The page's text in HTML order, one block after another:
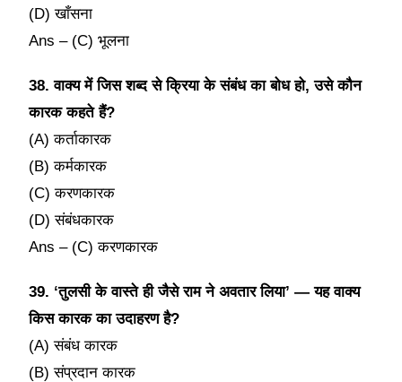
(D) खाँसना
Ans – (C) भूलना
38. वाक्य में जिस शब्द से क्रिया के संबंध का बोध हो, उसे कौन
कारक कहते हैं?
(A) कर्ताकारक
(B) कर्मकारक
(C) करणकारक
(D) संबंधकारक
Ans – (C) करणकारक
39. ‘तुलसी के वास्ते ही जैसे राम ने अवतार लिया’ — यह वाक्य
किस कारक का उदाहरण है?
(A) संबंध कारक
(B) संप्रदान कारक